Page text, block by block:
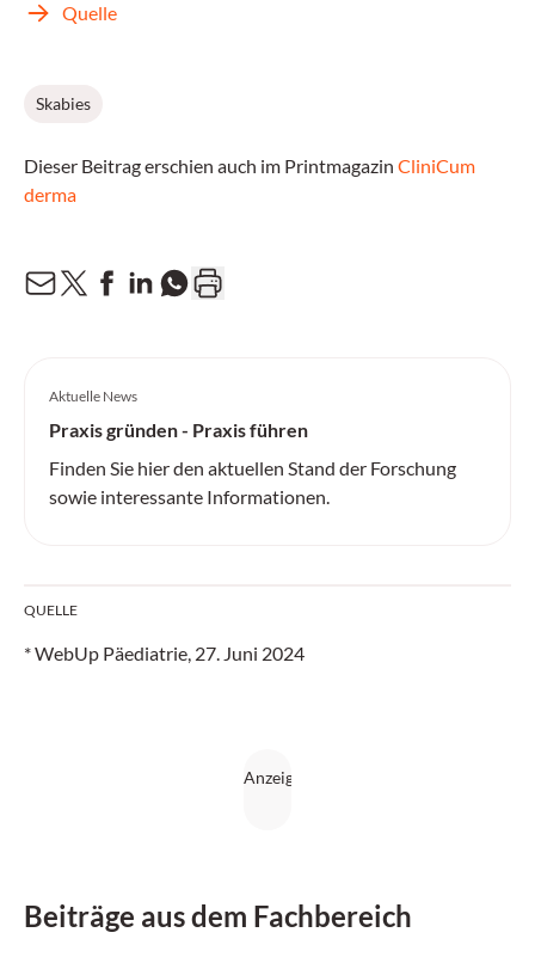
Quelle
Skabies
Dieser Beitrag erschien auch im Printmagazin CliniCum
derma
Aktuelle News
Praxis gründen - Praxis führen
Finden Sie hier den aktuellen Stand der Forschung
sowie interessante Informationen.
QUELLE
* WebUp Päediatrie, 27. Juni 2024
Beiträge aus dem Fachbereich